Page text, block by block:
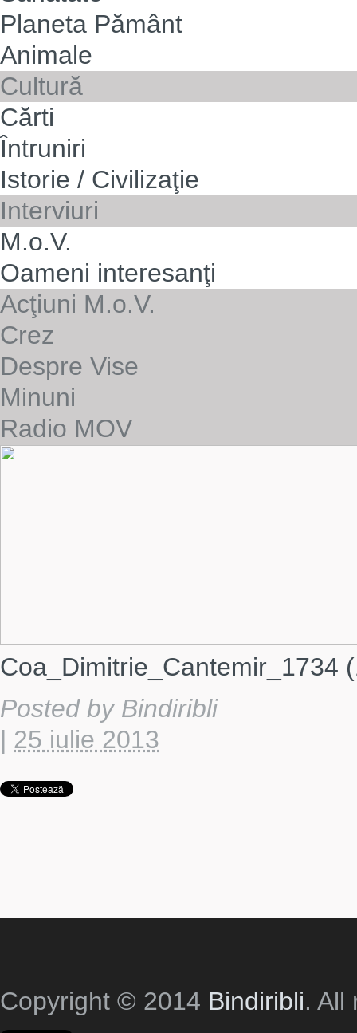
Planeta Pământ
Animale
Cultură
Cărti
Întruniri
Istorie / Civilizaţie
Interviuri
M.o.V.
Oameni interesanţi
Acţiuni M.o.V.
Crez
Despre Vise
Minuni
Radio MOV
Coa_Dimitrie_Cantemir_1734
Posted by Bindiribli
| 25 iulie 2013
Copyright © 2014 Bindiribli. All